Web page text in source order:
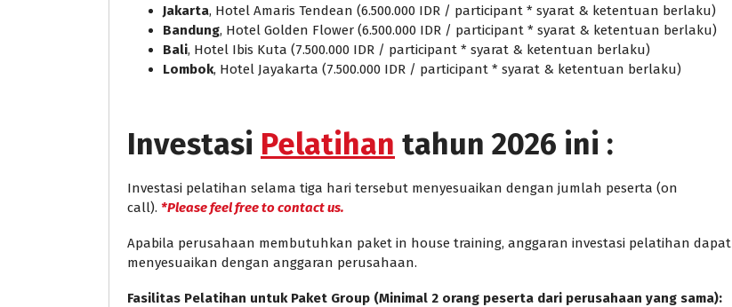
Jakarta, Hotel Amaris Tendean (6.500.000 IDR / participant * syarat & ketentuan berlaku)
Bandung, Hotel Golden Flower (6.500.000 IDR / participant * syarat & ketentuan berlaku)
Bali, Hotel Ibis Kuta (7.500.000 IDR / participant * syarat & ketentuan berlaku)
Lombok, Hotel Jayakarta (7.500.000 IDR / participant * syarat & ketentuan berlaku)
Investasi Pelatihan tahun 2026 ini :
Investasi pelatihan selama tiga hari tersebut menyesuaikan dengan jumlah peserta (on
call). *Please feel free to contact us.
Apabila perusahaan membutuhkan paket in house training, anggaran investasi pelatihan dapat
menyesuaikan dengan anggaran perusahaan.
Fasilitas Pelatihan untuk Paket Group (Minimal 2 orang peserta dari perusahaan yang sama):